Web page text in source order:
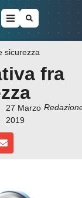
sicurezza
fra
27 Marzo
2019